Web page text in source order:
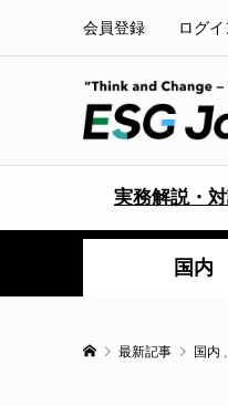
会員登録 ログイ
実務解説・
国内
最新記事 国内 ,